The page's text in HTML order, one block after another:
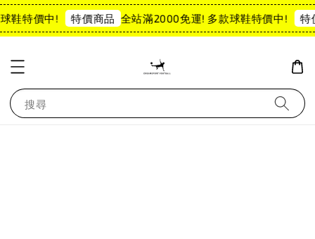
鞋特價中! 特價商品 全站滿2000免運! 多款球鞋特價中! 特
搜尋